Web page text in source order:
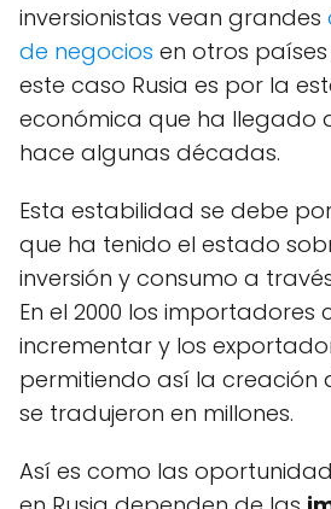
inversionistas vean grandes
de negocios en otros
este caso Rusia es por la
económica que ha llegado
hace algunas décadas.
Esta estabilidad se debe
que ha tenido el estado
inversión y consumo a
En el 2000 los importadores
incrementar y los
permitiendo así la creación
se tradujeron en millones.
Así es como las